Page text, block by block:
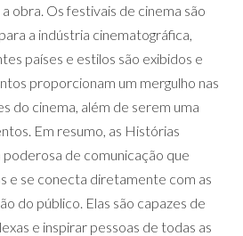
obra. Os festivais de cinema são
a indústria cinematográfica,
países e estilos são exibidos e
proporcionam um mergulho nas
do cinema, além de serem uma
Em resumo, as Histórias
poderosa de comunicação que
e se conecta diretamente com as
do público. Elas são capazes de
e inspirar pessoas de todas as